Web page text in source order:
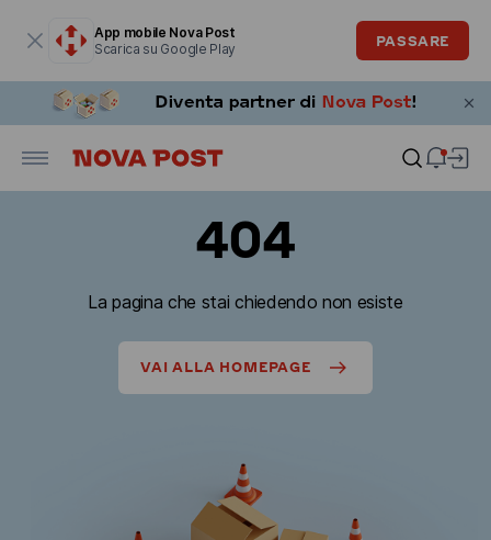
App mobile Nova Post
Scarica su Google Play
PASSARE
404
La pagina che stai chiedendo non esiste
VAI ALLA HOMEPAGE